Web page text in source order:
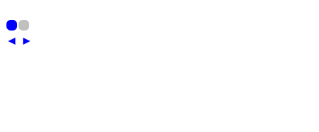
◄ ►